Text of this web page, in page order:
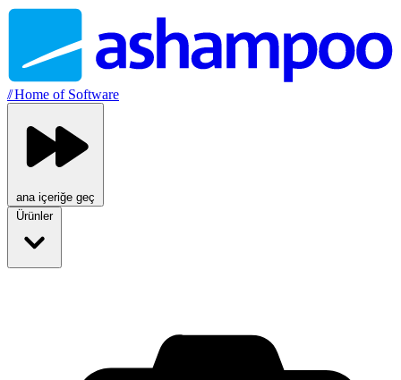
//Home of Software
ana içeriğe geç
Ürünler